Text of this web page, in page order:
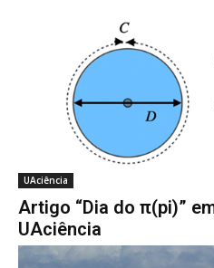
UAciência
Artigo “Dia do π(pi)”
UAciência